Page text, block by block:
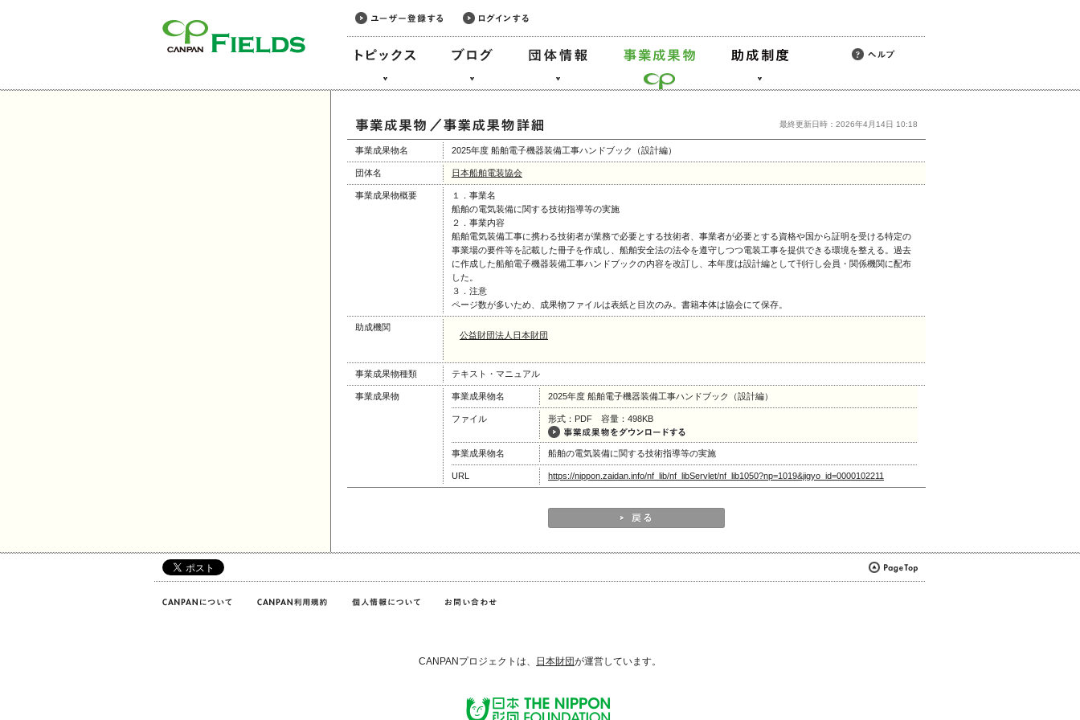
最終更新日時：2026年4月14日 10:18
事業成果物名 2025年度 船舶電子機器装備工事ハンドブック（設計編）
団体名 日本船舶電装協会
事業成果物概要
１．事業名
船舶の電気装備に関する技術指導等の実施
２．事業内容
船舶電気装備工事に携わる技術者が業務で必要とする技術者、事業者が必要とする資格や国から証明を受ける特定の
事業場の要件等を記載した冊子を作成し、船舶安全法の法令を遵守しつつ電装工事を提供できる環境を整える。過去
に作成した船舶電子機器装備工事ハンドブックの内容を改訂し、本年度は設計編として刊行し会員・関係機関に配布
した。
３．注意
ページ数が多いため、成果物ファイルは表紙と目次のみ。書籍本体は協会にて保存。
助成機関
公益財団法人日本財団
事業成果物種類 テキスト・マニュアル
事業成果物 事業成果物名 2025年度 船舶電子機器装備工事ハンドブック（設計編）
ファイル 形式：PDF 容量：498KB
事業成果物名 船舶の電気装備に関する技術指導等の実施
URL https://nippon.zaidan.info/nf_lib/nf_libServlet/nf_lib1050?np=1019&jigyo_id=0000102211
CANPANプロジェクトは、 日本財団が運営しています。